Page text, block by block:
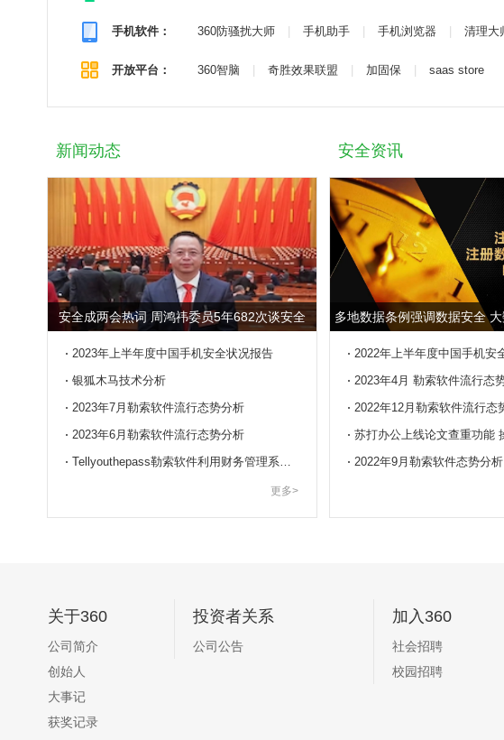
手机软件： 360防骚扰大师 手机助手 手机浏览器 清理大
开放平台： 360智脑 奇胜效果联盟 加固保 saas store
新闻动态
安全成两会热词 周鸿祎委员5年682次谈安全
2023年上半年度中国手机安全状况报告
银狐木马技术分析
2023年7月勒索软件流行态势分析
2023年6月勒索软件流行态势分析
更多>
安全资讯
2022年上半年度中国手机安
2023年4月 勒索软件流行态
2022年12月勒索软件流行态
2022年9月勒索软件态势分析
关于360
公司简介
创始人
大事记
获奖记录
投资者关系
公司公告
加入360
社会招聘
校园招聘